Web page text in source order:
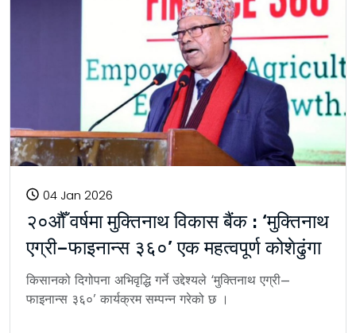
04 Jan 2026
२०औँ वर्षमा मुक्तिनाथ विकास बैंक : ‘मुक्तिनाथ
एग्री–फाइनान्स ३६०’ एक महत्वपूर्ण कोशेढुंगा
किसानको दिगोपना अभिवृद्धि गर्ने उद्देश्यले ‘मुक्तिनाथ एग्री–
फाइनान्स ३६०’ कार्यक्रम सम्पन्न गरेको छ ।